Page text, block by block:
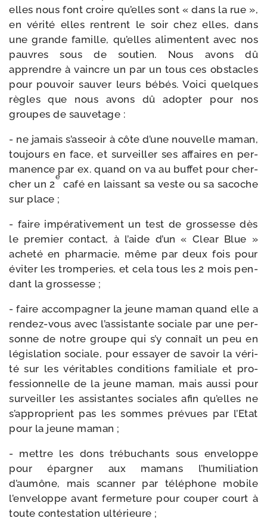
elles nous font croire qu’elles sont « dans la rue »,
en véri­té elles rentrent le soir chez elles, dans
une grande famille, qu’elles ali­mentent avec nos
pauvres sous de sou­tien. Nous avons dû
apprendre à vaincre un par un tous ces obs­tacles
pour pou­voir sau­ver leurs bébés. Voici quelques
règles que nous avons dû adop­ter pour nos
groupes de sauvetage :
- ne jamais s’asseoir à côte d’une nou­velle maman,
tou­jours en face, et sur­veiller ses affaires en per­
ma­nence par ex. quand on va au buf­fet pour cher­
cher un 2
e
café en lais­sant sa veste ou sa sacoche
sur place ;
- faire impé­ra­ti­ve­ment un test de gros­sesse dès
le pre­mier contact, à l’aide d’un « Clear Blue »
ache­té en phar­ma­cie, même par deux fois pour
évi­ter les trom­pe­ries, et cela tous les 2 mois pen­
dant la grossesse ;
- faire accom­pa­gner la jeune maman quand elle a
rendez-​vous avec l’assistante sociale par une per­
sonne de notre groupe qui s’y connaît un peu en
légis­la­tion sociale, pour essayer de savoir la véri­
té sur les véri­tables condi­tions fami­liale et pro­
fes­sion­nelle de la jeune maman, mais aus­si pour
sur­veiller les assis­tantes sociales afin qu’elles ne
s’approprient pas les sommes pré­vues par l’Etat
pour la jeune maman ;
- mettre les dons tré­bu­chants sous enve­loppe
pour épar­gner aux mamans l’humiliation
d’aumône, mais scan­ner par télé­phone mobile
l’enveloppe avant fer­me­ture pour cou­per court à
toute contes­ta­tion ultérieure ;